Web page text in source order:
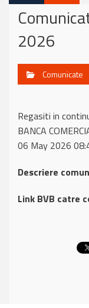
2026
Comunicate
Regasiti in
BANCA
06 May 2026
Descriere
Link BVB catre